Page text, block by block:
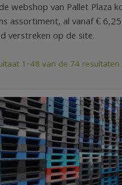
webshop van Pallet Plaza
assortiment, al vanaf €
verstreken op de site.
1–48 van de 74